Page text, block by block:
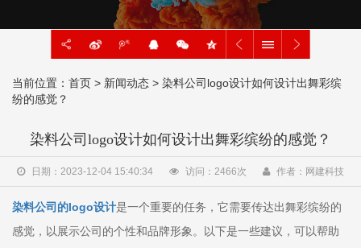
当前位置： 首页 > 新闻动态 > 染料公司logo设计如何设计出舞彩缤
纷的感觉？
染料公司logo设计如何设计出舞彩缤纷的感觉？
日期：2023-12-04 15:40:34 访问： 2466次 作者：网建科技
染料公司的logo设计是一个重要的任务，它需要传达出舞彩缤纷的
感觉，以展示公司的个性和品牌形象。以下是一些建议，可以帮助